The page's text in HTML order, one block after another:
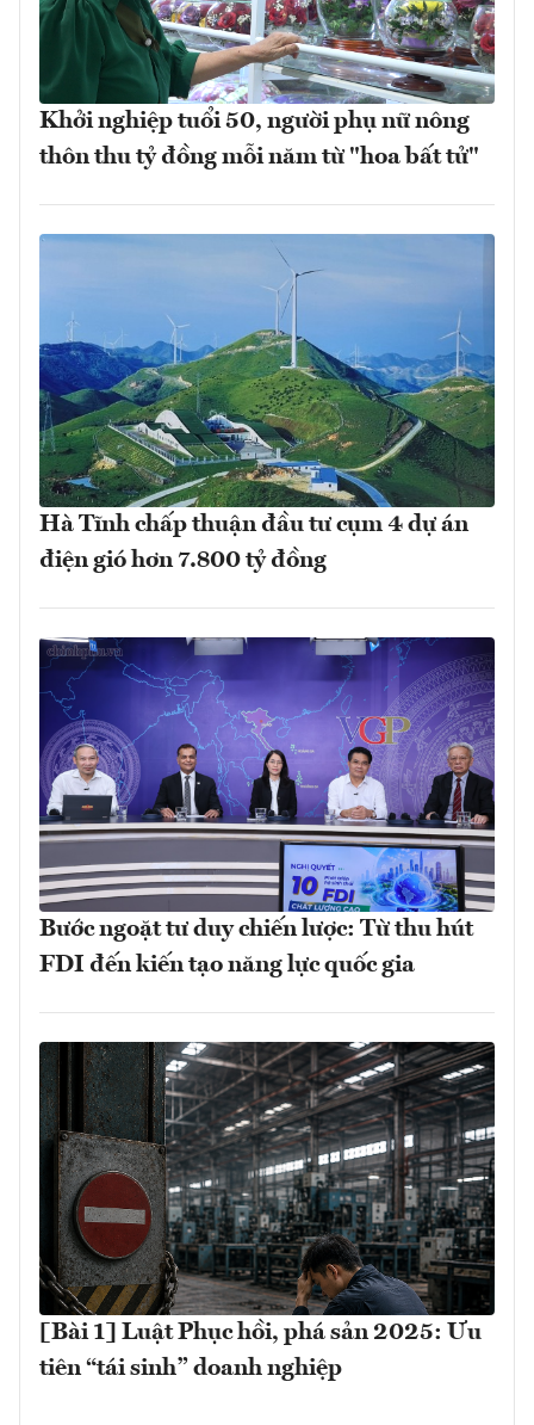
Khởi nghiệp tuổi 50, người phụ nữ nông
thôn thu tỷ đồng mỗi năm từ "hoa bất tử"
Hà Tĩnh chấp thuận đầu tư cụm 4 dự án
điện gió hơn 7.800 tỷ đồng
Bước ngoặt tư duy chiến lược: Từ thu hút
FDI đến kiến tạo năng lực quốc gia
[Bài 1] Luật Phục hồi, phá sản 2025: Ưu
tiên “tái sinh” doanh nghiệp